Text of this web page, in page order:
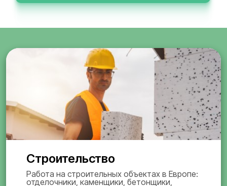
Строительство
Работа на строительных объектах в Европе:
отделочники, каменщики, бетонщики,